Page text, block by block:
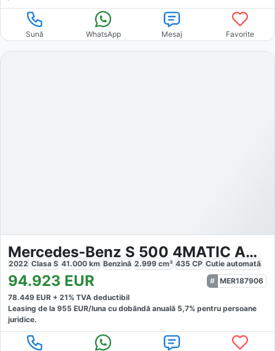
Sună WhatsApp Mesaj Favorite
Mercedes-Benz S 500 4MATIC AMG Line
2022 Clasa S 41.000 km Benzină 2.999 cm³ 435 CP Cutie automată
94.923 EUR
MER187906
78.449 EUR + 21% TVA deductibil
Leasing de la 955 EUR/luna cu dobăndă anuală 5,7% pentru persoane
juridice.